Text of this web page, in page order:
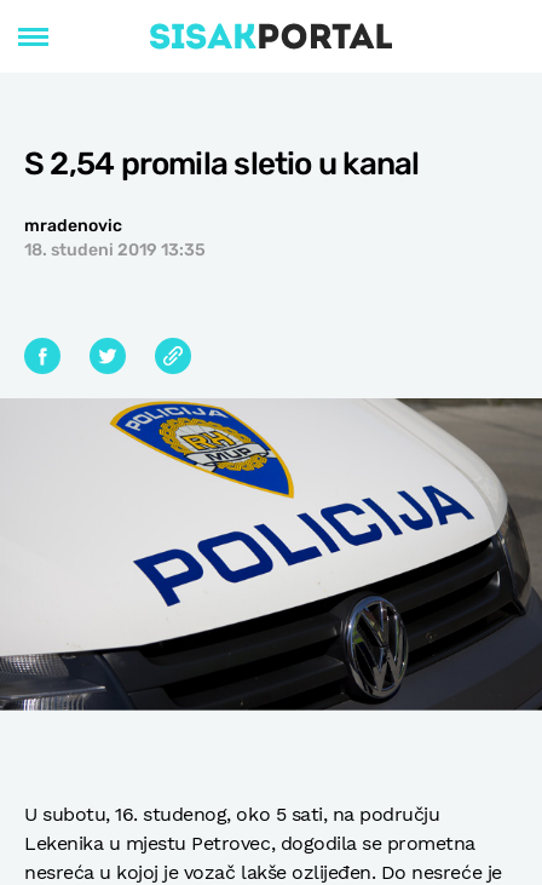
S 2,54 promila sletio u kanal
mradenovic
18. studeni 2019 13:35
U subotu, 16. studenog, oko 5 sati, na području
Lekenika u mjestu Petrovec, dogodila se prometna
nesreća u kojoj je vozač lakše ozlijeđen. Do nesreće je